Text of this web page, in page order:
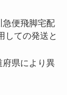
急便飛脚宅配
しての発送と
府県により異